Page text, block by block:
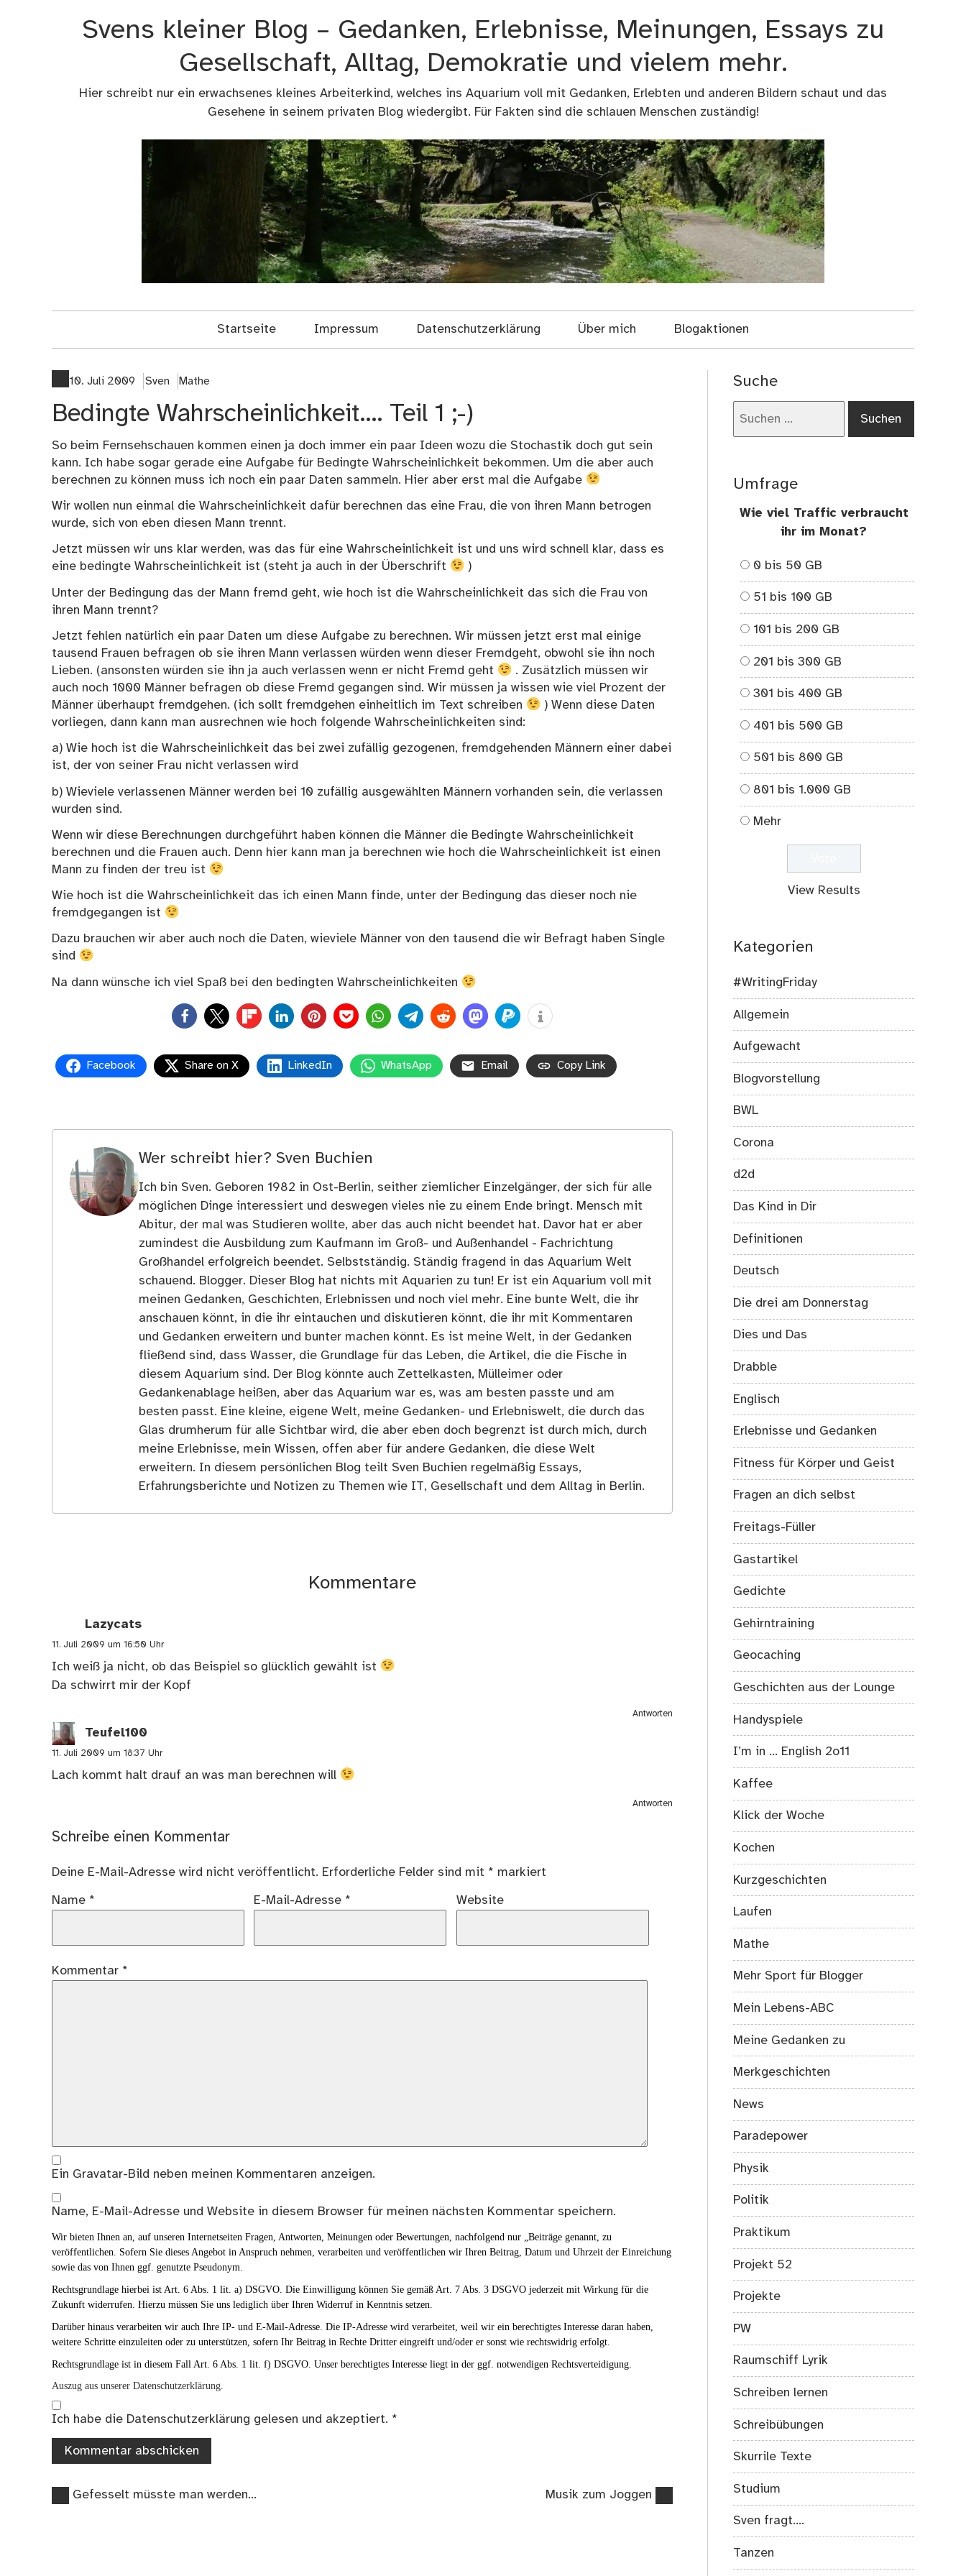
Svens kleiner Blog – Gedanken, Erlebnisse, Meinungen, Essays zu
Gesellschaft, Alltag, Demokratie und vielem mehr.
Hier schreibt nur ein erwachsenes kleines Arbeiterkind, welches ins Aquarium voll mit Gedanken, Erlebten und anderen Bildern schaut und das
Gesehene in seinem privaten Blog wiedergibt. Für Fakten sind die schlauen Menschen zuständig!
Startseite Impressum Datenschutzerklärung Über mich Blogaktionen
10. Juli 2009 Sven Mathe
Bedingte Wahrscheinlichkeit…. Teil 1 ;-)
So beim Fernsehschauen kommen einen ja doch immer ein paar Ideen wozu die Stochastik doch gut sein
kann. Ich habe sogar gerade eine Aufgabe für Bedingte Wahrscheinlichkeit bekommen. Um die aber auch
berechnen zu können muss ich noch ein paar Daten sammeln. Hier aber erst mal die Aufgabe
Wir wollen nun einmal die Wahrscheinlichkeit dafür berechnen das eine Frau, die von ihren Mann betrogen
wurde, sich von eben diesen Mann trennt.
Jetzt müssen wir uns klar werden, was das für eine Wahrscheinlichkeit ist und uns wird schnell klar, dass es
eine bedingte Wahrscheinlichkeit ist (steht ja auch in der Überschrift
)
Unter der Bedingung das der Mann fremd geht, wie hoch ist die Wahrscheinlichkeit das sich die Frau von
ihren Mann trennt?
Jetzt fehlen natürlich ein paar Daten um diese Aufgabe zu berechnen. Wir müssen jetzt erst mal einige
tausend Frauen befragen ob sie ihren Mann verlassen würden wenn dieser Fremdgeht, obwohl sie ihn noch
Lieben. (ansonsten würden sie ihn ja auch verlassen wenn er nicht Fremd geht
. Zusätzlich müssen wir
auch noch 1000 Männer befragen ob diese Fremd gegangen sind. Wir müssen ja wissen wie viel Prozent der
Männer überhaupt fremdgehen. (ich sollt fremdgehen einheitlich im Text schreiben
) Wenn diese Daten
vorliegen, dann kann man ausrechnen wie hoch folgende Wahrscheinlichkeiten sind:
a) Wie hoch ist die Wahrscheinlichkeit das bei zwei zufällig gezogenen, fremdgehenden Männern einer dabei
ist, der von seiner Frau nicht verlassen wird
b) Wieviele verlassenen Männer werden bei 10 zufällig ausgewählten Männern vorhanden sein, die verlassen
wurden sind.
Wenn wir diese Berechnungen durchgeführt haben können die Männer die Bedingte Wahrscheinlichkeit
berechnen und die Frauen auch. Denn hier kann man ja berechnen wie hoch die Wahrscheinlichkeit ist einen
Mann zu finden der treu ist
Wie hoch ist die Wahrscheinlichkeit das ich einen Mann finde, unter der Bedingung das dieser noch nie
fremdgegangen ist
Dazu brauchen wir aber auch noch die Daten, wieviele Männer von den tausend die wir Befragt haben Single
sind
Na dann wünsche ich viel Spaß bei den bedingten Wahrscheinlichkeiten
0
Facebook Share on X LinkedIn WhatsApp Email Copy Link
Wer schreibt hier? Sven Buchien
Ich bin Sven. Geboren 1982 in Ost-Berlin, seither ziemlicher Einzelgänger, der sich für alle
möglichen Dinge interessiert und deswegen vieles nie zu einem Ende bringt. Mensch mit
Abitur, der mal was Studieren wollte, aber das auch nicht beendet hat. Davor hat er aber
zumindest die Ausbildung zum Kaufmann im Groß- und Außenhandel - Fachrichtung
Großhandel erfolgreich beendet. Selbstständig. Ständig fragend in das Aquarium Welt
schauend. Blogger. Dieser Blog hat nichts mit Aquarien zu tun! Er ist ein Aquarium voll mit
meinen Gedanken, Geschichten, Erlebnissen und noch viel mehr. Eine bunte Welt, die ihr
anschauen könnt, in die ihr eintauchen und diskutieren könnt, die ihr mit Kommentaren
und Gedanken erweitern und bunter machen könnt. Es ist meine Welt, in der Gedanken
fließend sind, dass Wasser, die Grundlage für das Leben, die Artikel, die die Fische in
diesem Aquarium sind. Der Blog könnte auch Zettelkasten, Mülleimer oder
Gedankenablage heißen, aber das Aquarium war es, was am besten passte und am
besten passt. Eine kleine, eigene Welt, meine Gedanken- und Erlebniswelt, die durch das
Glas drumherum für alle Sichtbar wird, die aber eben doch begrenzt ist durch mich, durch
meine Erlebnisse, mein Wissen, offen aber für andere Gedanken, die diese Welt
erweitern. In diesem persönlichen Blog teilt Sven Buchien regelmäßig Essays,
Erfahrungsberichte und Notizen zu Themen wie IT, Gesellschaft und dem Alltag in Berlin.
Kommentare
Lazycats
11. Juli 2009 um 16:50 Uhr
Ich weiß ja nicht, ob das Beispiel so glücklich gewählt ist
Da schwirrt mir der Kopf
Antworten
Teufel100
11. Juli 2009 um 18:37 Uhr
Lach kommt halt drauf an was man berechnen will
Antworten
Schreibe einen Kommentar
Deine E-Mail-Adresse wird nicht veröffentlicht. Erforderliche Felder sind mit * markiert
Name * E-Mail-Adresse * Website
Kommentar *
Ein Gravatar-Bild neben meinen Kommentaren anzeigen.
Name, E-Mail-Adresse und Website in diesem Browser für meinen nächsten Kommentar speichern.
Wir bieten Ihnen an, auf unseren Internetseiten Fragen, Antworten, Meinungen oder Bewertungen, nachfolgend nur „Beiträge genannt, zu
veröffentlichen. Sofern Sie dieses Angebot in Anspruch nehmen, verarbeiten und veröffentlichen wir Ihren Beitrag, Datum und Uhrzeit der Einreichung
sowie das von Ihnen ggf. genutzte Pseudonym.
Rechtsgrundlage hierbei ist Art. 6 Abs. 1 lit. a) DSGVO. Die Einwilligung können Sie gemäß Art. 7 Abs. 3 DSGVO jederzeit mit Wirkung für die
Zukunft widerrufen. Hierzu müssen Sie uns lediglich über Ihren Widerruf in Kenntnis setzen.
Darüber hinaus verarbeiten wir auch Ihre IP- und E-Mail-Adresse. Die IP-Adresse wird verarbeitet, weil wir ein berechtigtes Interesse daran haben,
weitere Schritte einzuleiten oder zu unterstützen, sofern Ihr Beitrag in Rechte Dritter eingreift und/oder er sonst wie rechtswidrig erfolgt.
Rechtsgrundlage ist in diesem Fall Art. 6 Abs. 1 lit. f) DSGVO. Unser berechtigtes Interesse liegt in der ggf. notwendigen Rechtsverteidigung.
Auszug aus unserer Datenschutzerklärung.
Ich habe die Datenschutzerklärung gelesen und akzeptiert. *
Beitragsnavigation
Vorheriger
Gefesselt müsste man werden…
Nächster
Musik zum Joggen
Suche
Umfrage
Wie viel Traffic verbraucht
ihr im Monat?
0 bis 50 GB
51 bis 100 GB
101 bis 200 GB
201 bis 300 GB
301 bis 400 GB
401 bis 500 GB
501 bis 800 GB
801 bis 1.000 GB
Mehr
View Results
Kategorien
#WritingFriday
Allgemein
Aufgewacht
Blogvorstellung
BWL
Corona
d2d
Das Kind in Dir
Definitionen
Deutsch
Die drei am Donnerstag
Dies und Das
Drabble
Englisch
Erlebnisse und Gedanken
Fitness für Körper und Geist
Fragen an dich selbst
Freitags-Füller
Gastartikel
Gedichte
Gehirntraining
Geocaching
Geschichten aus der Lounge
Handyspiele
I’m in … English 2o11
Kaffee
Klick der Woche
Kochen
Kurzgeschichten
Laufen
Mathe
Mehr Sport für Blogger
Mein Lebens-ABC
Meine Gedanken zu
Merkgeschichten
News
Paradepower
Physik
Politik
Praktikum
Projekt 52
Projekte
PW
Raumschiff Lyrik
Schreiben lernen
Schreibübungen
Skurrile Texte
Studium
Sven fragt….
Tanzen